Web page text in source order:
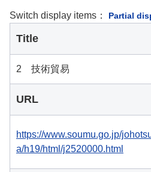
Switch display items： Partial
Title
2 技術貿易
URL
https://www.soumu.go.jp/
a/h19/html/j2520000.html